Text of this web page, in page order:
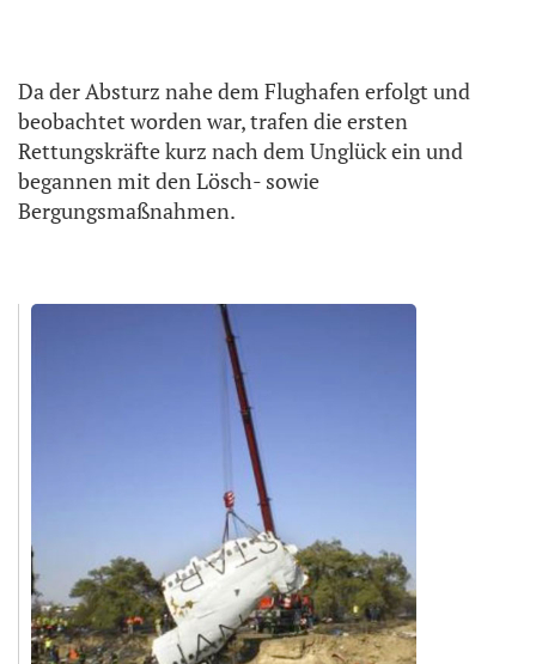
Da der Absturz nahe dem Flughafen erfolgt und
beobachtet worden war, trafen die ersten
Rettungskräfte kurz nach dem Unglück ein und
begannen mit den Lösch- sowie
Bergungsmaßnahmen.